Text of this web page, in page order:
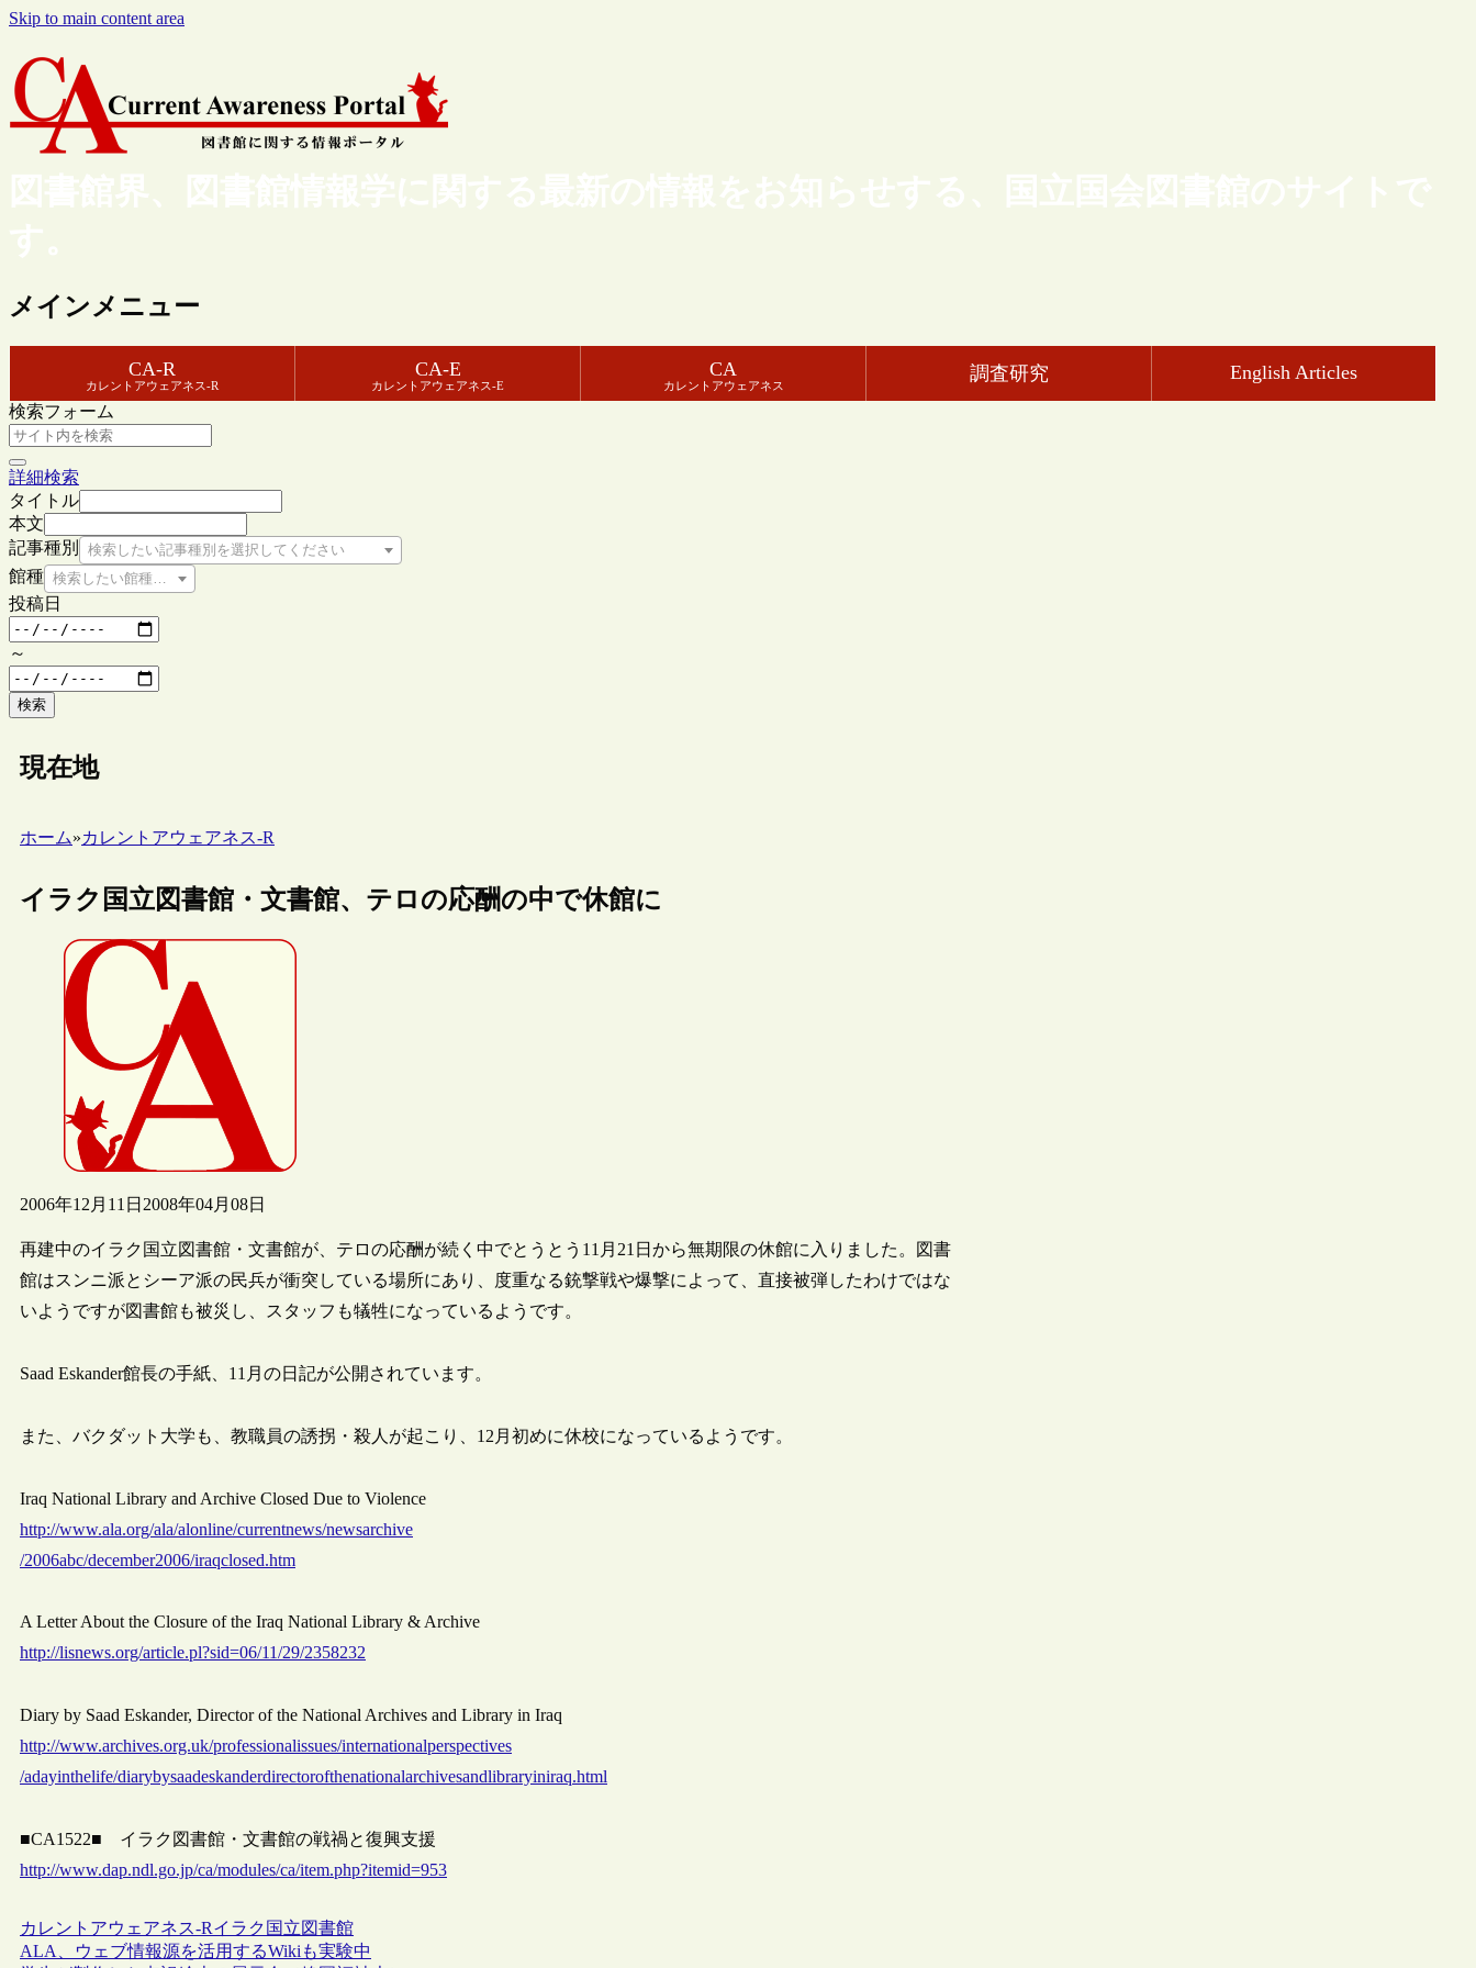
Skip to main content area
図書館界、図書館情報学に関する最新の情報をお知らせする、国立国会図書館のサイトで
す。
メインメニュー
CA-R
カレントアウェアネス-R
CA-E
カレントアウェアネス-E
CA
カレントアウェアネス
調査研究 English Articles
検索フォーム
詳細検索
タイトル
本文
記事種別
検索したい記事種別を選択してください
館種 検索したい館種を選択してください
投稿日
～
検索
現在地
ホーム»カレントアウェアネス-R
イラク国立図書館・文書館、テロの応酬の中で休館に
2006年12月11日 2008年04月08日
再建中のイラク国立図書館・文書館が、テロの応酬が続く中でとうとう11月21日から無期限の休館に入りました。図書
館はスンニ派とシーア派の民兵が衝突している場所にあり、度重なる銃撃戦や爆撃によって、直接被弾したわけではな
いようですが図書館も被災し、スタッフも犠牲になっているようです。
Saad Eskander館長の手紙、11月の日記が公開されています。
また、バクダット大学も、教職員の誘拐・殺人が起こり、12月初めに休校になっているようです。
Iraq National Library and Archive Closed Due to Violence
http://www.ala.org/ala/alonline/currentnews/newsarchive
/2006abc/december2006/iraqclosed.htm
A Letter About the Closure of the Iraq National Library & Archive
http://lisnews.org/article.pl?sid=06/11/29/2358232
Diary by Saad Eskander, Director of the National Archives and Library in Iraq
http://www.archives.org.uk/professionalissues/internationalperspectives
/adayinthelife/diarybysaadeskanderdirectorofthenationalarchivesandlibraryiniraq.html
■CA1522■ イラク図書館・文書館の戦禍と復興支援
http://www.dap.ndl.go.jp/ca/modules/ca/item.php?itemid=953
カレントアウェアネス-Rイラク 国立図書館
ALA、ウェブ情報源を活用するWikiも実験中